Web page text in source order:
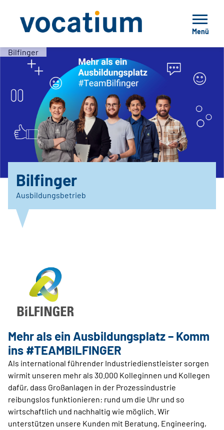
Menü
Bilfinger
Bilfinger
Ausbildungsbetrieb
Mehr als ein Ausbildungsplatz – Komm
ins #TEAMBILFINGER
Als international führender Industriedienstleister sorgen
wirmit unseren mehr als 30.000 Kolleginnen und Kollegen
dafür, dass Großanlagen in der Prozessindustrie
reibungslos funktionieren: rund um die Uhr und so
wirtschaftlich und nachhaltig wie möglich. Wir
unterstützen unsere Kunden mit Beratung, Engineering,